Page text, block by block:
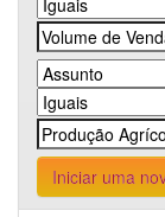
Iniciar uma